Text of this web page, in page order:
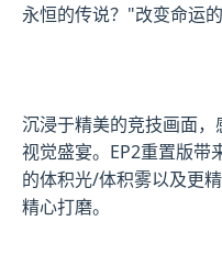
永恒的传说？"改变命运
沉浸于精美的竞技画面
视觉盛宴。EP2重置版带
的体积光/体积雾以及更
精心打磨。